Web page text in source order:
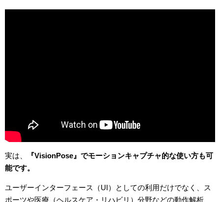
実は、
『VisionPose』でモーションキャプチャ的な使い方も可
能です。
ユーザーインターフェース（UI）としての利用だけでなく、ス
ポーツや医療（ヘルスケア・リハビリ）分野などの動作解析